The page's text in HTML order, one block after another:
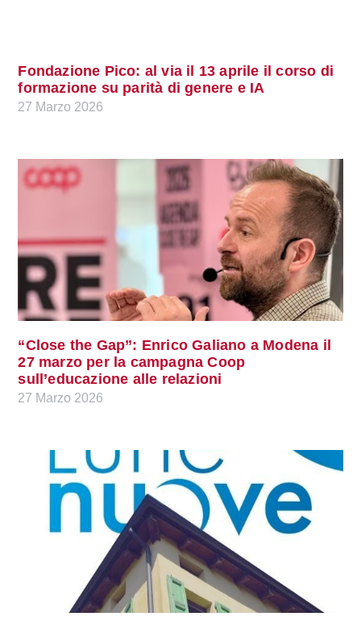
Fondazione Pico: al via il 13 aprile il corso di
formazione su parità di genere e IA
27 Marzo 2026
“Close the Gap”: Enrico Galiano a Modena il
27 marzo per la campagna Coop
sull’educazione alle relazioni
27 Marzo 2026